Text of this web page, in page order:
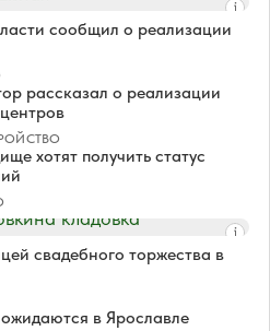
сообщил о реализации
рассказал о реализации
хотят получить статус
свадебного торжества в
в Ярославле